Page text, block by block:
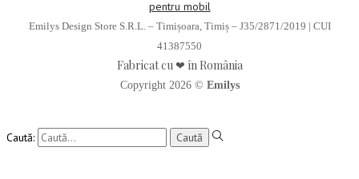
Emilys Design Store S.R.L. – Timișoara, Timiș – J35/2871/2019 | CUI
41387550
Fabricat cu ❤ în România
Copyright 2026 © Emilys
Caută: